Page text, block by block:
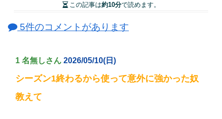
この記事は約10分で読めます。
5件のコメントがあります
1 名無しさん 2026/05/10(日)
シーズン1終わるから使って意外に強かった奴
教えて